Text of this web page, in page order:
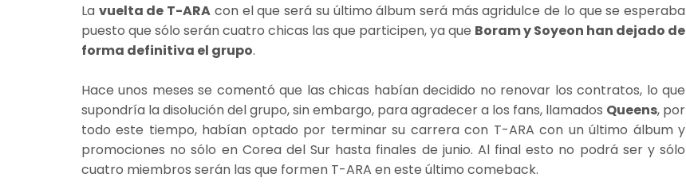
La vuelta de T-ARA con el que será su último álbum será más agridulce de lo que se esperaba
puesto que sólo serán cuatro chicas las que participen, ya que Boram y Soyeon han dejado de
forma definitiva el grupo.
Hace unos meses se comentó que las chicas habían decidido no renovar los contratos, lo que
supondría la disolución del grupo, sin embargo, para agradecer a los fans, llamados Queens, por
todo este tiempo, habían optado por terminar su carrera con T-ARA con un último álbum y
promociones no sólo en Corea del Sur hasta finales de junio. Al final esto no podrá ser y sólo
cuatro miembros serán las que formen T-ARA en este último comeback.